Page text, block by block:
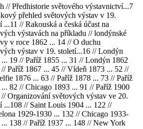
// Předhistorie světového výstavnictví...7
přehled světových výstav v 19.
...11 // Rakouská a česká účast na
výstavách na příkladu // londýnské
v roce 1862 ... 14 // O duchu
výstav v 19. století...16 // Londýn
... 19 // Paříž 1855 ... 31 // Londýn 1862
// Paříž 1867 ... 45 // Vídeň 1873 ... 52 //
1876 ... 63 // Paříž 1878 ... 73 // Paříž
... 82 // Chicago 1893 ... 91 // Paříž 1900
// Organizování světových výstav ve 20.
...108 // Saint Louis 1904 ... 122 //
1929-1930 ... 132 // Chicago 1933-
... 138 // Paříž 1937 ... 148 // New York